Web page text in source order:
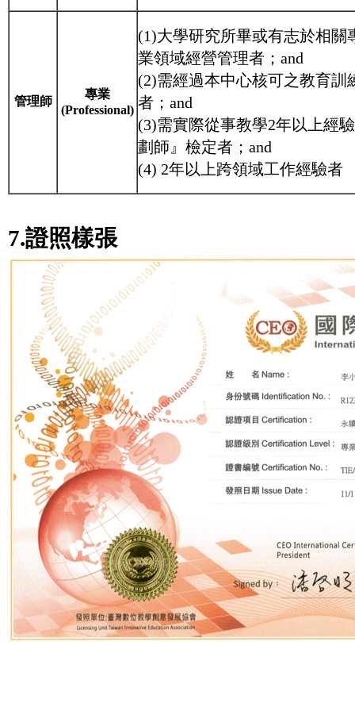
管理師
專業
(Professional)
(1)大學研究所畢或有志於相
業領域經營管理者；and
(2)需經過本中心核可之教育訓
者；and
(3)需實際從事教學2年以上經
劃師』檢定者；and
(4) 2年以上跨領域工作經驗者
7.證照樣張